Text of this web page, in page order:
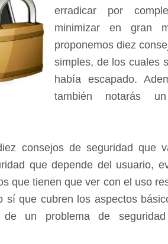
erradicar por
minimizar en gran
proponemos diez
simples, de los cuales
había escapado.
también notarás
consejos de seguridad que
que depende del usuario,
que tienen que ver con el uso
sí que cubren los aspectos
de un problema de